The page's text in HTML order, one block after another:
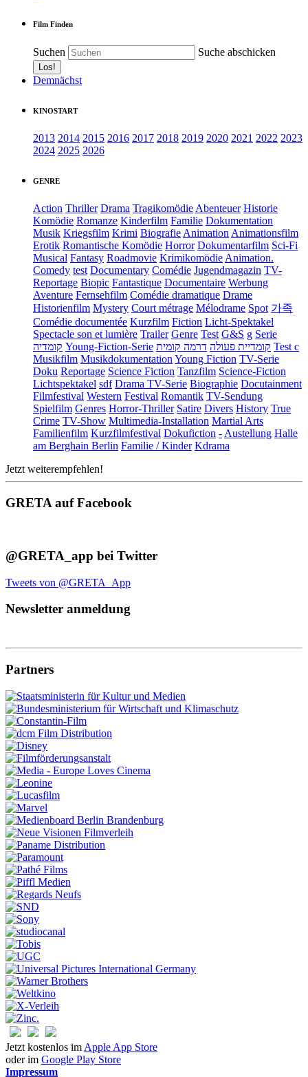
Film Finden
Suchen Suche abschicken
Demnächst
KINOSTART
2013 2014 2015 2016 2017 2018 2019 2020 2021 2022 2023
2024 2025 2026
GENRE
Action Thriller Drama Tragikomödie Abenteuer Historie
Komödie Romanze Kinderfilm Familie Dokumentation
Musik Kriegsfilm Krimi Biografie Animation Animationsfilm
Erotik Romantische Komödie Horror Dokumentarfilm Sci-Fi
Musical Fantasy Roadmovie Krimikomödie Animation.
Comedy test Documentary Comédie Jugendmagazin TV-
Reportage Biopic Fantastique Documentaire Werbung
Aventure Fernsehfilm Comédie dramatique Drame
Historienfilm Mystery Court métrage Mélodrame Spot 가족
Comédie documentée Kurzfilm Fiction Licht-Spektakel
Spectacle son et lumière Trailer Genre Test G&S g Serie
קומדיה Young-Fiction-Serie קומדיית פעולה דרמה קומית
Test c
Musikfilm Musikdokumentation Young Fiction TV-Serie
Doku Reportage Science Fiction Tanzfilm Science-Fiction
Lichtspektakel sdf Drama TV-Serie Biographie Docutainment
Filmfestival Western Festival Romantik TV-Sendung
Spielfilm Genres Horror-Thriller Satire Divers History True
Crime TV-Show Multimedia-Installation Martial Arts
Familienfilm Kurzfilmfestival Dokufiction - Austellung Halle
am Berghain Berlin Familie / Kinder Kdrama
Jetzt weiterempfehlen!
GRETA auf Facebook
@GRETA_app bei Twitter
Tweets von @GRETA_App
Newsletter anmeldung
Partners
Jetzt kostenlos im Apple App Store
oder im Google Play Store
Impressum